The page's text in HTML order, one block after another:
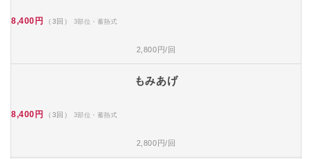
8,400円 （3回） 3部位・蓄熱式
2,800円/回
もみあげ
8,400円 （3回） 3部位・蓄熱式
2,800円/回